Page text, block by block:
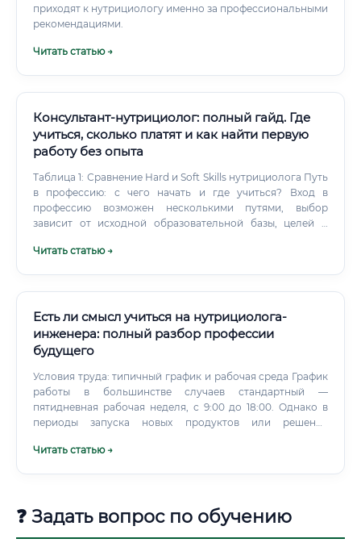
приходят к нутрициологу именно за профессиональными
рекомендациями.
Читать статью →
Консультант-нутрициолог: полный гайд. Где
учиться, сколько платят и как найти первую
работу без опыта
Таблица 1: Сравнение Hard и Soft Skills нутрициолога Путь
в профессию: с чего начать и где учиться? Вход в
профессию возможен несколькими путями, выбор
зависит от исходной образовательной базы, целей и
образования является серьезным преимуществом, но не
Читать статью →
Есть ли смысл учиться на нутрициолога-
инженера: полный разбор профессии
будущего
Условия труда: типичный график и рабочая среда График
работы в большинстве случаев стандартный —
пятидневная рабочая неделя, с 9:00 до 18:00. Однако в
периоды запуска новых продуктов или решения
переработки.
Читать статью →
❓ Задать вопрос по обучению